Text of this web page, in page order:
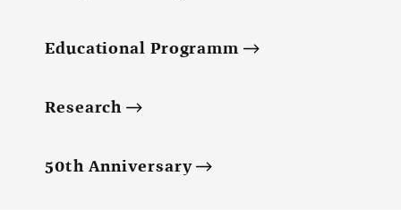
Educational Programm
Research
50th Anniversary